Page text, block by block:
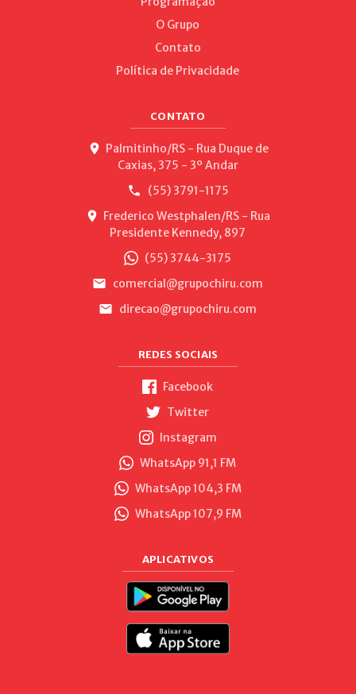
O Grupo
Contato
Política de Privacidade
CONTATO
Palmitinho/RS - Rua Duque de
Caxias, 375 - 3º Andar
(55) 3791-1175
Frederico Westphalen/RS - Rua
Presidente Kennedy, 897
(55) 3744-3175
comercial@grupochiru.com
direcao@grupochiru.com
REDES SOCIAIS
Facebook
Twitter
Instagram
WhatsApp 91,1 FM
WhatsApp 104,3 FM
WhatsApp 107,9 FM
APLICATIVOS